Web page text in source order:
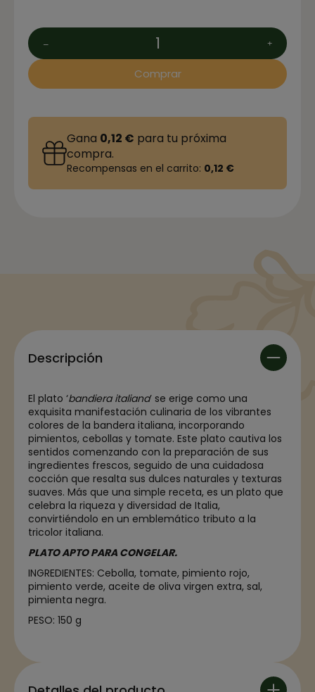
Comprar
Gana 0,12 € para tu próxima
compra.
Recompensas en el carrito: 0,12 €
Descripción
El plato ‘bandiera italiana’ se erige como una
exquisita manifestación culinaria de los vibrantes
colores de la bandera italiana, incorporando
pimientos, cebollas y tomate. Este plato cautiva los
sentidos comenzando con la preparación de sus
ingredientes frescos, seguido de una cuidadosa
cocción que resalta sus dulces naturales y texturas
suaves. Más que una simple receta, es un plato que
celebra la riqueza y diversidad de Italia,
convirtiéndolo en un emblemático tributo a la
tricolor italiana.
PLATO APTO PARA CONGELAR.
INGREDIENTES: Cebolla, tomate, pimiento rojo,
pimiento verde, aceite de oliva virgen extra, sal,
pimienta negra.
PESO: 150 g